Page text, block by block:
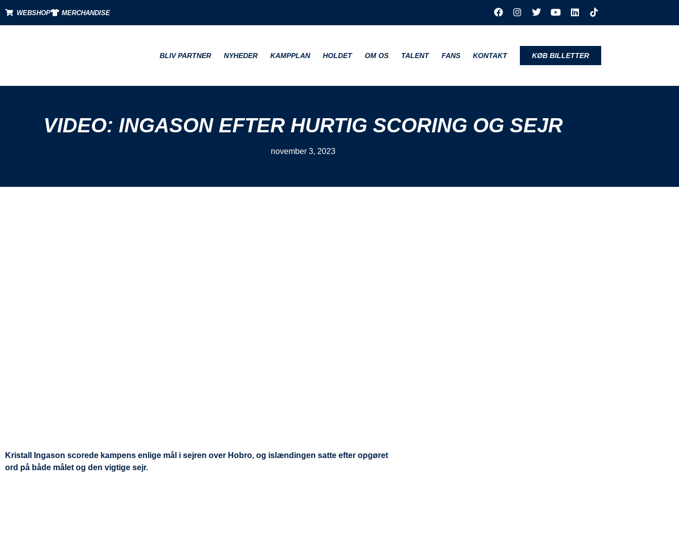
WEBSHOP MERCHANDISE
BLIV PARTNER NYHEDER KAMPPLAN HOLDET OM OS TALENT FANS KONTAKT KØB BILLETTER
VIDEO: INGASON EFTER HURTIG SCORING OG SEJR
november 3, 2023
Kristall Ingason scorede kampens enlige mål i sejren over Hobro, og islændingen satte efter opgøret
ord på både målet og den vigtige sejr.